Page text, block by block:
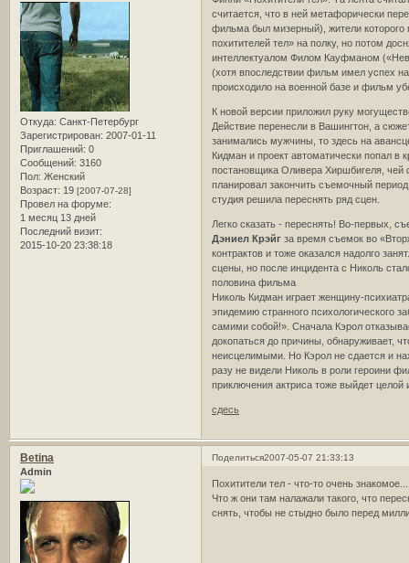
Откуда: Санкт-Петербург
Зарегистрирован: 2007-01-11
Приглашений: 0
Сообщений: 3160
Пол: Женский
Возраст: 19 [2007-07-28]
Провел на форуме:
1 месяц 13 дней
Последний визит:
2015-10-20 23:38:18
считается, что в ней метафорически
фильма был мизерный), жители которого
похитителей тел» на полку, но потом
интеллектуалом Филом Кауфманом
(хотя впоследствии фильм имел успех
происходило на военной базе и фильм
К новой версии приложил руку
Действие перенесли в Вашингтон, а
занимались мужчины, то здесь на
Кидман и проект автоматически попал в
постановщика Оливера Хиршбигеля, чей
планировал закончить съемочный
студия решила переснять ряд сцен.
Легко сказать - переснять! Во-первых,
Дэниел Крэйг за время съемок во
контрактов и тоже оказался надолго
сцены, но после инцидента с Николь
половина фильма
Николь Кидман играет женщину-
эпидемию странного психологического
самими собой!». Сначала Кэрол
докопаться до причины, обнаруживает,
неисцелимыми. Но Кэрол не сдается и
разу не видели Николь в роли героини
приключения актриса тоже выйдет целой
сдесь
Поделиться2007-05-07 21:33:13
Betina
Admin
Похитители тел - что-то очень
Что ж они там налажали такого, что
снять, чтобы не стыдно было перед